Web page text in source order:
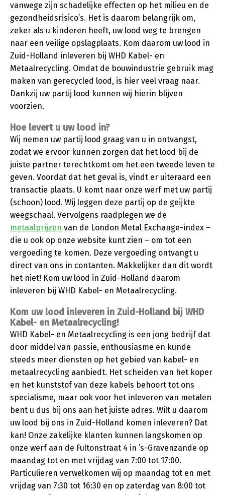
vanwege zijn schadelijke effecten op het milieu en de
gezondheidsrisico’s. Het is daarom belangrijk om,
zeker als u kinderen heeft, uw lood weg te brengen
naar een veilige opslagplaats. Kom daarom uw lood in
Zuid-Holland inleveren bij WHD Kabel- en
Metaalrecycling. Omdat de bouwindustrie gebruik mag
maken van gerecycled lood, is hier veel vraag naar.
Dankzij uw partij lood kunnen wij hierin blijven
voorzien.
Hoe levert u uw lood in?
Wij nemen uw partij lood graag van u in ontvangst,
zodat we ervoor kunnen zorgen dat het lood bij de
juiste partner terechtkomt om het een tweede leven te
geven. Voordat dat het geval is, vindt er uiteraard een
transactie plaats. U komt naar onze werf met uw partij
(schoon) lood. Wij leggen deze partij op de geijkte
weegschaal. Vervolgens raadplegen we de
metaalprijzen van de London Metal Exchange-index –
die u ook op onze website kunt zien – om tot een
vergoeding te komen. Deze vergoeding ontvangt u
direct van ons in contanten. Makkelijker dan dit wordt
het niet! Kom uw lood in Zuid-Holland daarom
inleveren bij WHD Kabel- en Metaalrecycling.
Kom uw lood inleveren in Zuid-Holland bij WHD
Kabel- en Metaalrecycling!
WHD Kabel- en Metaalrecycling is een jong bedrijf dat
door middel van passie, enthousiasme en kunde
steeds meer diensten op het gebied van kabel- en
metaalrecycling aanbiedt. Het scheiden van het koper
en het kunststof van deze kabels behoort tot ons
specialisme, maar ook voor het inleveren van metalen
bent u dus bij ons aan het juiste adres. Wilt u daarom
uw lood bij ons in Zuid-Holland komen inleveren? Dat
kan! Onze zakelijke klanten kunnen langskomen op
onze werf aan de Fultonstraat 4 in ’s-Gravenzande op
maandag tot en met vrijdag van 7:00 tot 17:00.
Particulieren verwelkomen wij op maandag tot en met
vrijdag van 7:30 tot 16:30 en op zaterdag van 8:00 tot